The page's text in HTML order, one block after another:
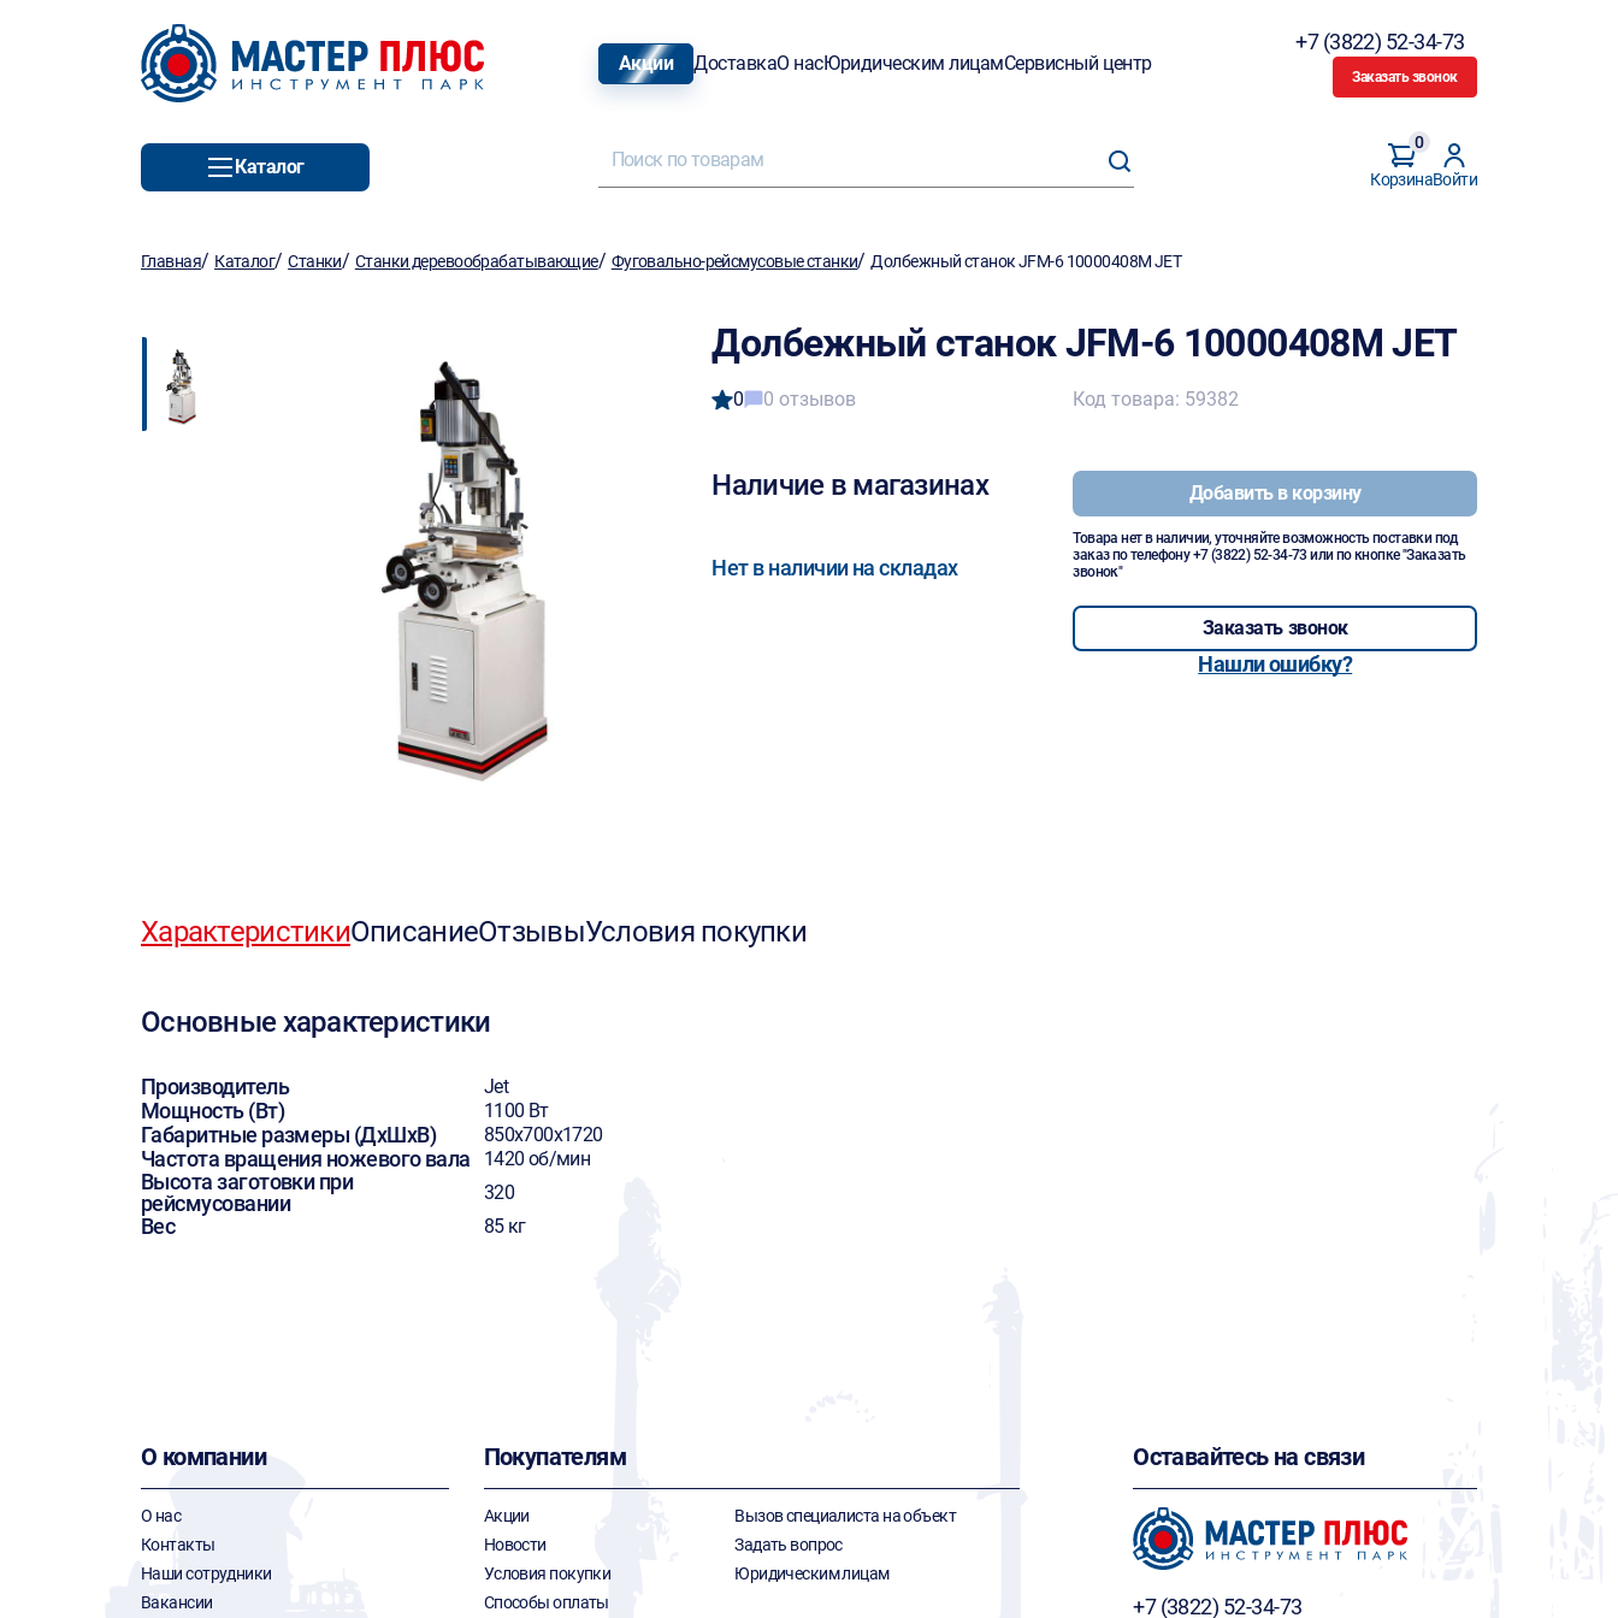
Акции ДоставкаО насЮридическим лицамСервисный центр
+7 (3822) 52-34-73
Заказать звонок
Каталог
Корзина
0
Войти
Главная/ Каталог/Станки/ Станки деревообрабатывающие/ Фуговально-рейсмусовые станки/Долбежный станок JFM-6 10000408M JET
Долбежный станок JFM-6 10000408M JET
0 0 отзывов
Наличие в магазинах
Нет в наличии на складах
Код товара: 59382
Добавить в корзину
Товара нет в наличии, уточняйте возможность поставки под
заказ по телефону+7 (3822) 52-34-73 или по кнопке "Заказать
звонок"
Заказать звонок
Нашли ошибку?
ХарактеристикиОписаниеОтзывыУсловия покупки
Основные характеристики
Производитель Jet
Мощность (Вт) 1100 Вт
Габаритные размеры (ДхШхВ) 850х700х1720
Частота вращения ножевого вала 1420 об/мин
Высота заготовки при
рейсмусовании
320
Вес 85 кг
О компании
О нас
Контакты
Наши сотрудники
Вакансии
Покупателям
Акции
Новости
Условия покупки
Способы оплаты
Вызов специалиста на объект
Задать вопрос
Юридическим лицам
Оставайтесь на связи
+7 (3822) 52-34-73